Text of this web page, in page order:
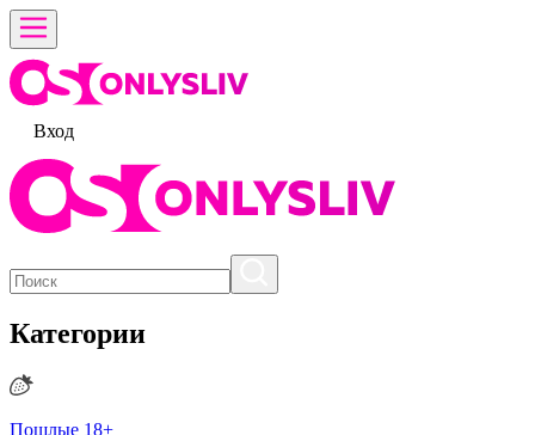
Вход
Категории
Пошлые 18+